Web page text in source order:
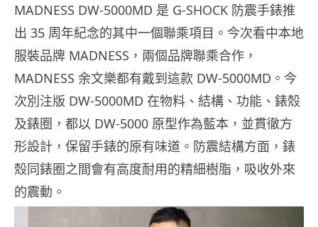
MADNESS DW-5000MD 是 G-SHOCK 防震手錶推
出 35 周年紀念的其中一個聯乘項目。今次看中本地
服裝品牌 MADNESS，兩個品牌聯乘合作，
MADNESS 余文樂都有戴到這款 DW-5000MD。今
次別注版 DW-5000MD 在物料、結構、功能、錶殼
及錶圈，都以 DW-5000 原型作為藍本，並貫徹方
形設計，保留手錶的原有味道。防震結構方面，錶
殼同錶圈之間會有高度耐用的精細樹脂，吸收外來
的震動。